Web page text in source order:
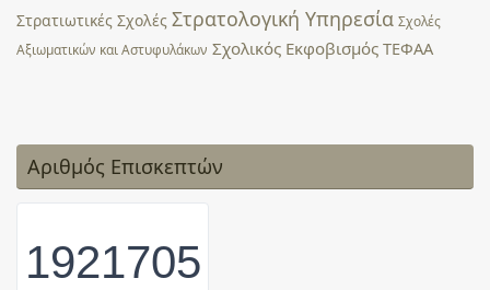
Στρατιωτικές Σχολές Στρατολογική Υπηρεσία Σχολές
Αξιωματικών και Αστυφυλάκων Σχολικός Εκφοβισμός ΤΕΦΑΑ
Αριθμός Επισκεπτών
1921705